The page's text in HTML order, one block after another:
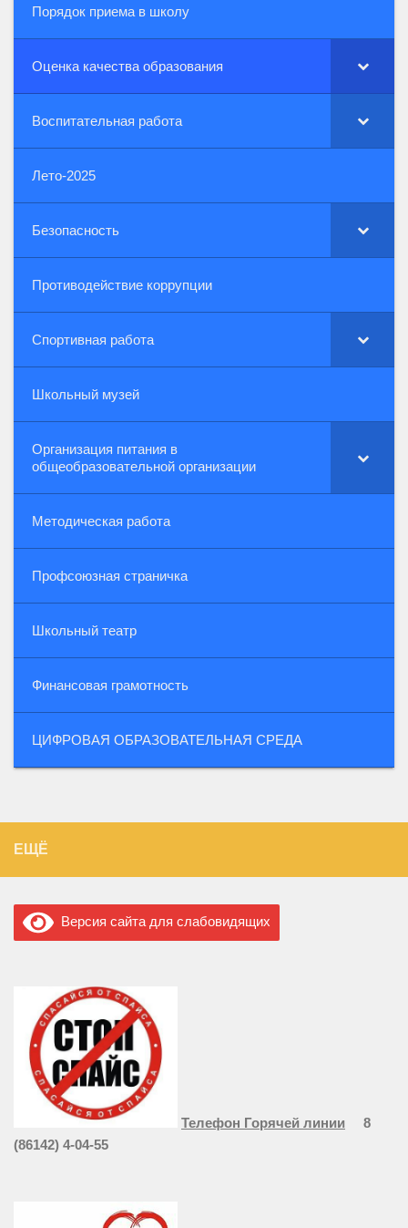
Порядок приема в школу
Оценка качества образования
Воспитательная работа
Лето-2025
Безопасность
Противодействие коррупции
Спортивная работа
Школьный музей
Организация питания в
общеобразовательной организации
Методическая работа
Профсоюзная страничка
Школьный театр
Финансовая грамотность
ЦИФРОВАЯ ОБРАЗОВАТЕЛЬНАЯ СРЕДА
ЕЩЁ
Версия сайта для слабовидящих
Телефон Горячей линии
8
(86142) 4-04-55